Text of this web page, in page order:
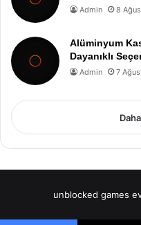
Admin 8
Alüminyum
Dayanıklı
Admin 7
unblocked games